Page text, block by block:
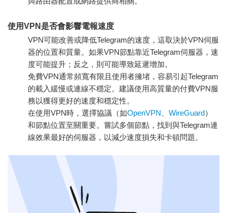
使用VPN是否會影響電報速度
VPN可能改善或降低Telegram的速度，這取決於VPN伺服
器的位置和質量。如果VPN節點靠近Telegram伺服器，速
度可能提升；反之，則可能導致延遲增加。
免費VPN通常頻寬有限且使用者擁堵，容易引起Telegram
的載入緩慢或連線不穩定。建議使用高質量的付費VPN服
務以獲得更好的速度和穩定性。
在使用VPN時，選擇協議（如OpenVPN WireGuard）
和節點位置至關重要。嘗試多個節點，找到與Telegram連
線效果最好的伺服器，以減少速度損失和卡頓問題。